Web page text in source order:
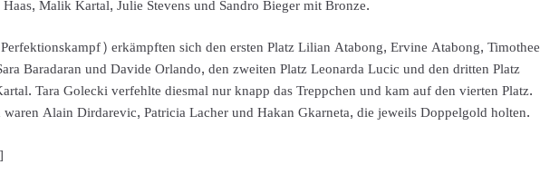
Malik Kartal, Julie Stevens und Sandro Bieger mit Bronze.
erkämpften sich den ersten Platz Lilian Atabong, Ervine Atabong, Timothee
Baradaran und Davide Orlando, den zweiten Platz Leonarda Lucic und den dritten Platz
Tara Golecki verfehlte diesmal nur knapp das Treppchen und kam auf den vierten Platz.
Alain Dirdarevic, Patricia Lacher und Hakan Gkarneta, die jeweils Doppelgold holten.